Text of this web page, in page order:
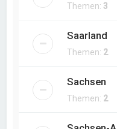
Themen: 3
Saarland
Themen: 2
Sachsen
Themen: 2